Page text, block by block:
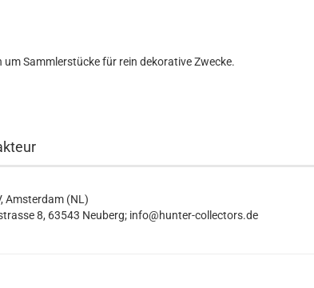
um Sammlerstücke für rein dekorative Zwecke.
Amsterdam (NL)
8, 63543 Neuberg; info@hunter-collectors.de